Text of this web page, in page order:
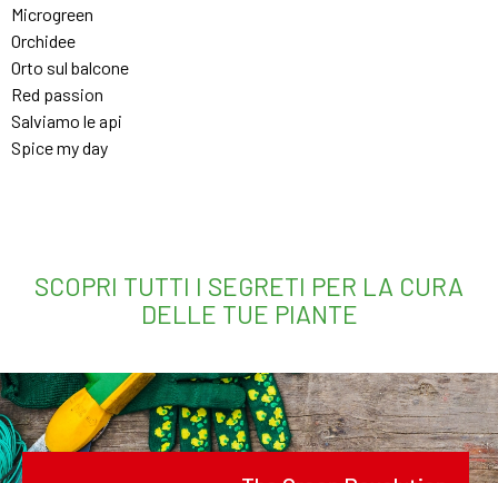
Microgreen
Orchidee
Orto sul balcone
Red passion
Salviamo le api
Spice my day
SCOPRI TUTTI I SEGRETI PER LA CURA
DELLE TUE PIANTE